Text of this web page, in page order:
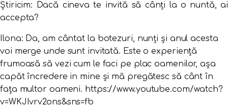
Știricim: Dacă cineva te invită să cânți la o nuntă, ai
accepta?
Ilona: Da, am cântat la botezuri, nunți și anul acesta
voi merge unde sunt invitată. Este o experiență
frumoasă să vezi cum le faci pe plac oamenilor, așa
capăt încredere in mine și mă pregătesc să cânt în
fața multor oameni. https://www.youtube.com/watch?
v=WKJIvrv2ons&sns=fb